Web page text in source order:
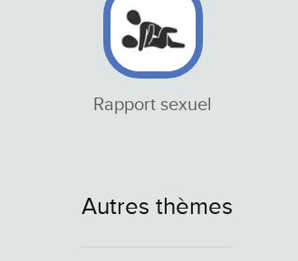
Rapport sexuel
Autres thèmes